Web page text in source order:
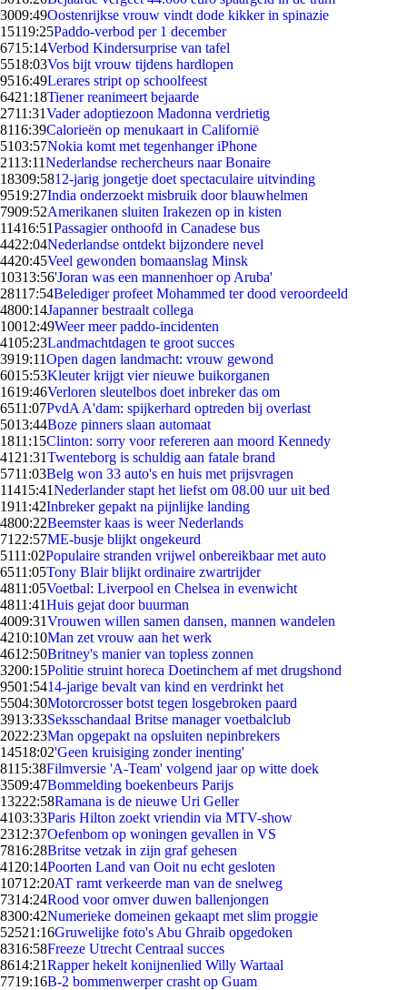
3009:49Oostenrijkse vrouw vindt dode kikker in spinazie
15119:25Paddo-verbod per 1 december
6715:14Verbod Kindersurprise van tafel
5518:03Vos bijt vrouw tijdens hardlopen
9516:49Lerares stript op schoolfeest
6421:18Tiener reanimeert bejaarde
2711:31Vader adoptiezoon Madonna verdrietig
8116:39Calorieën op menukaart in Californië
5103:57Nokia komt met tegenhanger iPhone
2113:11Nederlandse rechercheurs naar Bonaire
18309:5812-jarig jongetje doet spectaculaire uitvinding
9519:27India onderzoekt misbruik door blauwhelmen
7909:52Amerikanen sluiten Irakezen op in kisten
11416:51Passagier onthoofd in Canadese bus
4422:04Nederlandse ontdekt bijzondere nevel
4420:45Veel gewonden bomaanslag Minsk
10313:56'Joran was een mannenhoer op Aruba'
28117:54Belediger profeet Mohammed ter dood veroordeeld
4800:14Japanner bestraalt collega
10012:49Weer meer paddo-incidenten
4105:23Landmachtdagen te groot succes
3919:11Open dagen landmacht: vrouw gewond
6015:53Kleuter krijgt vier nieuwe buikorganen
1619:46Verloren sleutelbos doet inbreker das om
6511:07PvdA A'dam: spijkerhard optreden bij overlast
5013:44Boze pinners slaan automaat
1811:15Clinton: sorry voor refereren aan moord Kennedy
41 21:31Twenteborg is schuldig aan fatale brand
5711:03Belg won 33 auto's en huis met prijsvragen
11415:41Nederlander stapt het liefst om 08.00 uur uit bed
1911:42Inbreker gepakt na pijnlijke landing
4800:22Beemster kaas is weer Nederlands
71 22:57ME-busje blijkt ongekeurd
5111:02Populaire stranden vrijwel onbereikbaar met auto
6511:05Tony Blair blijkt ordinaire zwartrijder
4811:05Voetbal: Liverpool en Chelsea in evenwicht
4811:41Huis gejat door buurman
4009:31Vrouwen willen samen dansen, mannen wandelen
4210:10Man zet vrouw aan het werk
4612:50Britney's manier van topless zonnen
3200:15Politie struint horeca Doetinchem af met drugshond
9501:5414-jarige bevalt van kind en verdrinkt het
5504:30Motorcrosser botst tegen losgebroken paard
3913:33Seksschandaal Britse manager voetbalclub
2022:23Man opgepakt na opsluiten nepinbrekers
14518:02'Geen kruisiging zonder inenting'
8115:38Filmversie 'A-Team' volgend jaar op witte doek
3509:47Bommelding boekenbeurs Parijs
13222:58Ramana is de nieuwe Uri Geller
4103:33Paris Hilton zoekt vriendin via MTV-show
2312:37Oefenbom op woningen gevallen in VS
7816:28Britse vetzak in zijn graf gehesen
41 20:14Poorten Land van Ooit nu echt gesloten
10712:20AT ramt verkeerde man van de snelweg
7314:24Rood voor omver duwen ballenjongen
8300:42Numerieke domeinen gekaapt met slim proggie
52521:16Gruwelijke foto's Abu Ghraib opgedoken
8316:58Freeze Utrecht Centraal succes
8614:21Rapper hekelt konijnenlied Willy Wartaal
7719:16B-2 bommenwerper crasht op Guam